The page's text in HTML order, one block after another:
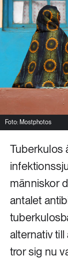
Mat &
Skog
Social
Transport
Vatten
252 ARTIKLAR
939
Livsstil &
612 ARTIKLAR
Mat &
262
360
Social
Transport
Foto: Mostphotos
Tuberkulos
människor
antalet
alternativ
tror sig nu